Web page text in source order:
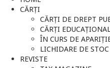
CĂRȚI
CĂRȚI DE DREPT
CĂRȚI
ÎN CURS DE
LICHIDARE DE STOC
REVISTE